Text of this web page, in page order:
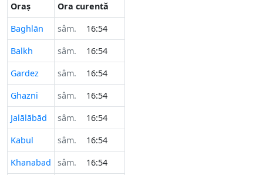
Oraș
Ora curentă
Baghlān
sâm.
16:54
Balkh
sâm.
16:54
Gardez
sâm.
16:54
Ghazni
sâm.
16:54
Jalālābād
sâm.
16:54
Kabul
sâm.
16:54
Khanabad
sâm.
16:54